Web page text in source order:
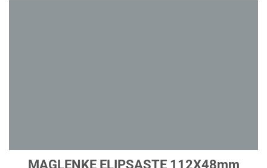
MAGLENKE ELIPSASTE 112X48mm